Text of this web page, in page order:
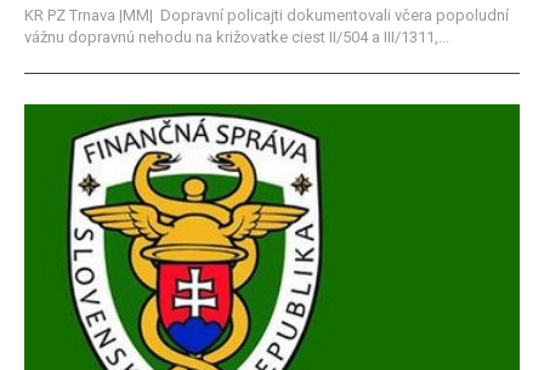
KR PZ Trnava |MM| Dopravní policajti dokumentovali včera popoludní
vážnu dopravnú nehodu na križovatke ciest II/504 a III/1311,...